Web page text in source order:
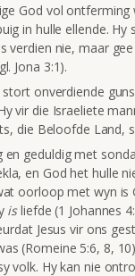
God vol
in hulle ellende. Hy
verdien nie, maar gee
Jona 3:1).
stort onverdiende
vir die Israeliete
die Beloofde Land,
en geduldig met
en God het hulle
oorloop met wyn is
isliefde (1 Johannes
Jesus vir ons
(Romeine 5:6, 8,
volk. Hy kan nie